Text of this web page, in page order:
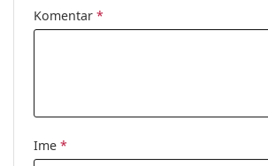
Komentar *
Ime *